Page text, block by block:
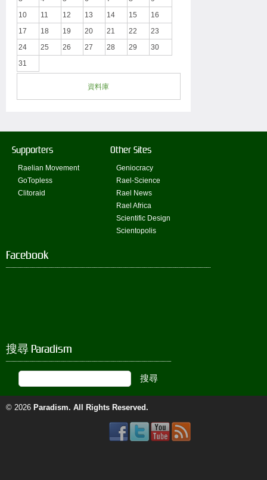
10
11 12 13 14 15
16
17
18 19 20 21 22
23
24
25 26 27 28 29
30
31
資料庫
Supporters
Raelian Movement
GoTopless
Clitoraid
Other Sites
Geniocracy
Rael-Science
Rael News
Rael Africa
Scientific Design
Scientopolis
Facebook
搜尋 Paradism
© 2026 Paradism. All Rights Reserved.